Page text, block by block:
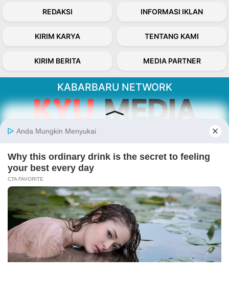
REDAKSI INFORMASI IKLAN
KIRIM KARYA TENTANG KAMI
KIRIM BERITA MEDIA PARTNER
KABARBARU NETWORK
Kabarbaru.co menyajikan berita aktual dan
inspiratif dari sudut pandang berbaik sangka
Follow Kabarbaru